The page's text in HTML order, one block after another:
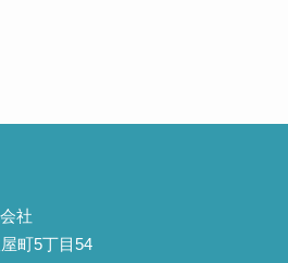
社
町5丁目54